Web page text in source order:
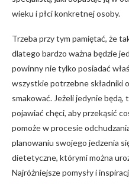
wieku i płci konkretnej osoby.
Trzeba przy tym pamiętać, że
dlatego bardzo ważna będzie
powinny nie tylko posiadać
wszystkie potrzebne składniki
smakować. Jeżeli jedynie będą,
pojawiać chęci, aby przekąsić
pomoże w procesie
planowaniu swojego jedzenia
dietetyczne, którymi można
Najróżniejsze pomysły i